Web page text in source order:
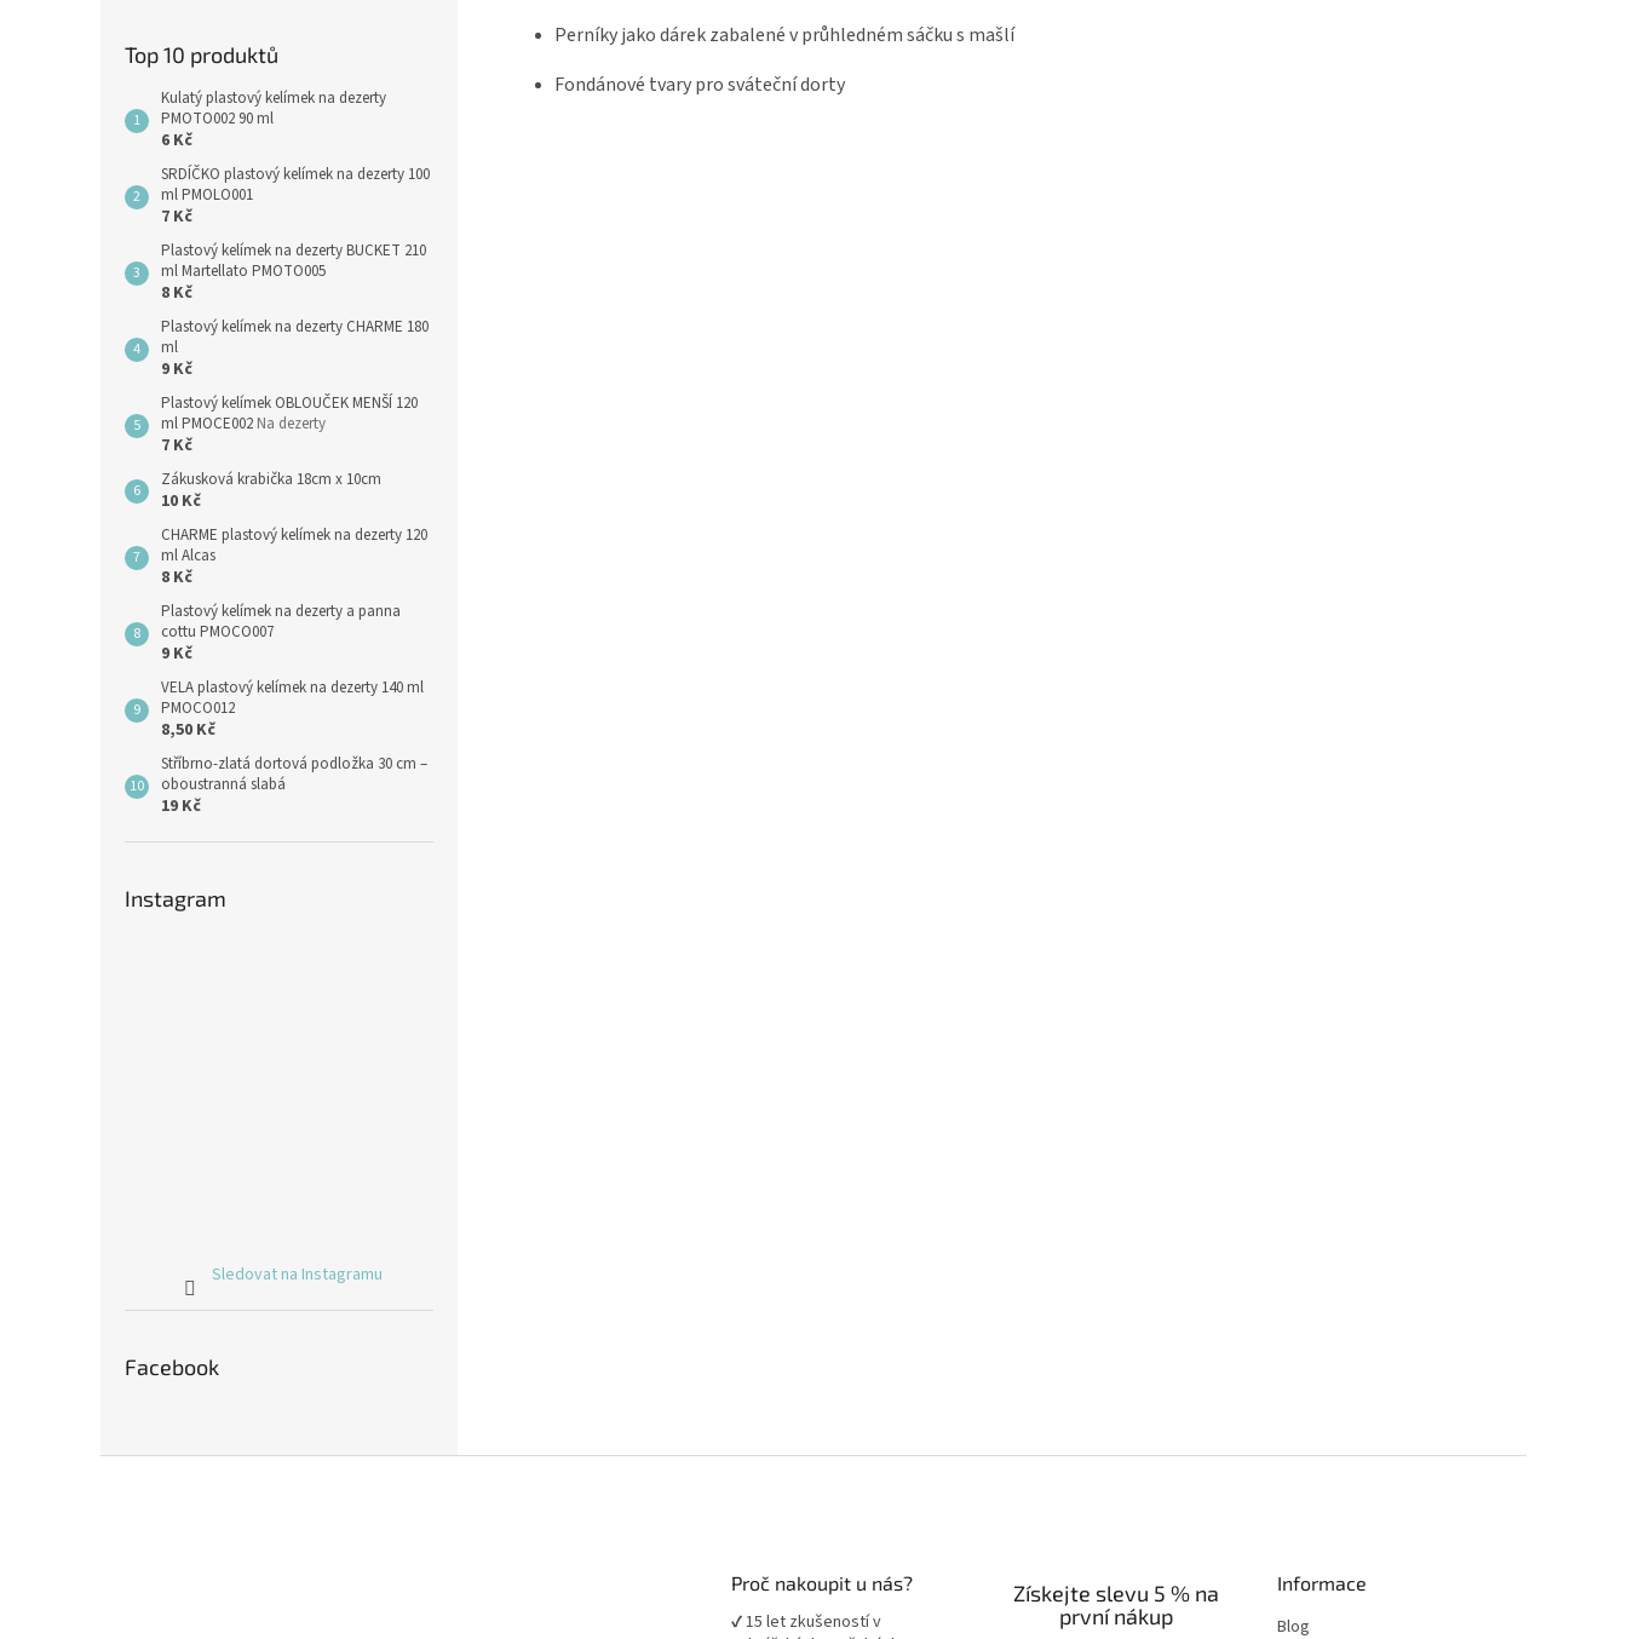
Top 10 produktů
Kulatý plastový kelímek na dezerty
PMOTO002 90 ml
6 Kč
SRDÍČKO plastový kelímek na dezerty 100
ml PMOLO001
7 Kč
Plastový kelímek na dezerty BUCKET 210
ml Martellato PMOTO005
8 Kč
Plastový kelímek na dezerty CHARME 180
ml
9 Kč
Plastový kelímek OBLOUČEK MENŠÍ 120
ml PMOCE002 Na dezerty
7 Kč
Zákusková krabička 18cm x 10cm
10 Kč
CHARME plastový kelímek na dezerty 120
ml Alcas
8 Kč
Plastový kelímek na dezerty a panna
cottu PMOCO007
9 Kč
VELA plastový kelímek na dezerty 140 ml
PMOCO012
8,50 Kč
Stříbrno-zlatá dortová podložka 30 cm –
oboustranná slabá
19 Kč
Instagram
Sledovat na Instagramu
Facebook
Perníky jako dárek zabalené v průhledném sáčku s mašlí
Fondánové tvary pro sváteční dorty
Proč nakoupit u nás?
✔ 15 let zkušeností v
Získejte slevu 5 % na
první nákup
Informace
Blog